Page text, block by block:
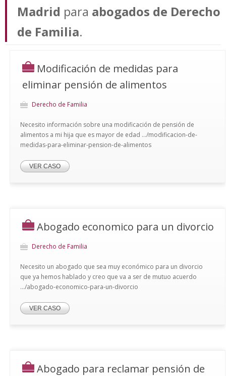
Madrid para abogados de Derecho
de Familia.
Modificación de medidas para
eliminar pensión de alimentos
Derecho de Familia
Necesito información sobre una modificación de pensión de
alimentos a mi hija que es mayor de edad .../modificacion-de-
medidas-para-eliminar-pension-de-alimentos
VER CASO
Abogado economico para un divorcio
Derecho de Familia
Necesito un abogado que sea muy económico para un divorcio
que ya hemos hablado y creo que va a ser de mutuo acuerdo
.../abogado-economico-para-un-divorcio
VER CASO
Abogado para reclamar pensión de